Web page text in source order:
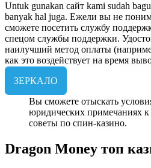
Untuk gunakan сайт kami sudah
banyak hal juga. Ежели вы не
сможете посетить службу
спецом службы поддержки.
наилучший метод оплаты
как это воздействует на время
ЗЕРКАЛО
Вы сможете отыскать
юридических примечаниях к
советы по спин-казино.
Dragon Money топ